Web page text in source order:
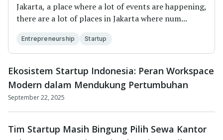
Jakarta, a place where a lot of events are happening,
there are a lot of places in Jakarta where num...
Entrepreneurship Startup
Ekosistem Startup Indonesia: Peran Workspace
Modern dalam Mendukung Pertumbuhan
September 22, 2025
Tim Startup Masih Bingung Pilih Sewa Kantor